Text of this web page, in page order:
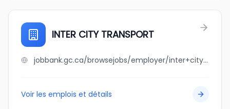
INTER CITY TRANSPORT
jobbank.gc.ca/browsejobs/employer/inter+city+transport/ca
Voir les emplois et détails